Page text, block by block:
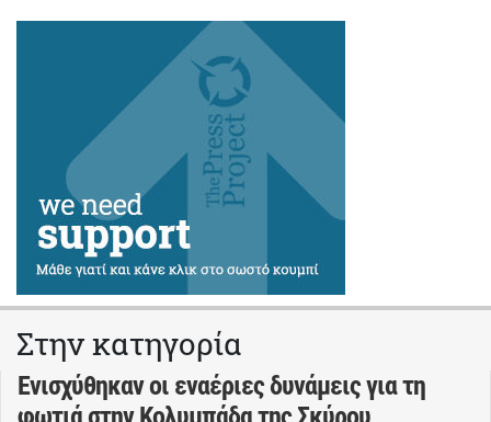
Στην κατηγορία
Ενισχύθηκαν οι εναέριες δυνάμεις για τη